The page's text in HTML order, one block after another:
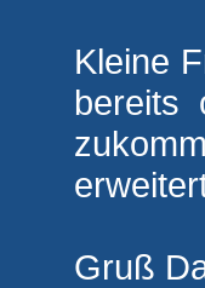
Kleine
bereits
Gruß